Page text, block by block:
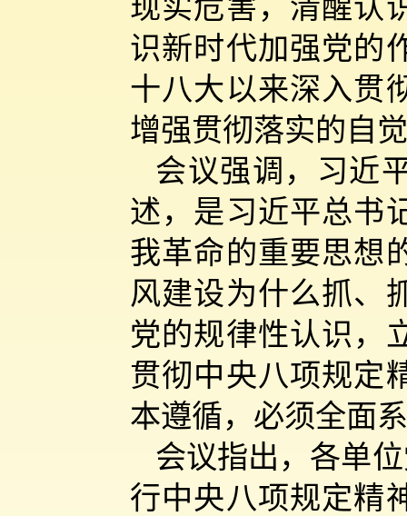
现实危害，清醒认
识新时代加强党的
十八大以来深入贯
增强贯彻落实的自
会议强调，习近
述，是习近平总书
我革命的重要思想
风建设为什么抓、
党的规律性认识，
贯彻中央八项规定
本遵循，必须全面
会议指出，各单
行中央八项规定精